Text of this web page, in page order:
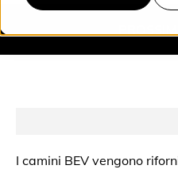
I camini BEV vengono